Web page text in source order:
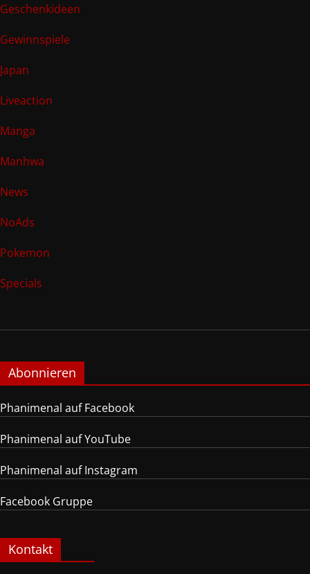
Geschenkideen
Gewinnspiele
Japan
Liveaction
Manga
Manhwa
News
NoAds
Pokemon
Specials
Abonnieren
Phanimenal auf Facebook
Phanimenal auf YouTube
Phanimenal auf Instagram
Facebook Gruppe
Kontakt